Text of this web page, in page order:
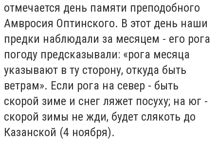
отмечается день памяти преподобного
Амвросия Оптинского. В этот день наши
предки наблюдали за месяцем - его рога
погоду предсказывали: «рога месяца
указывают в ту сторону, откуда быть
ветрам». Если рога на север - быть
скорой зиме и снег ляжет посуху; на юг -
скорой зимы не жди, будет слякоть до
Казанской (4 ноября).